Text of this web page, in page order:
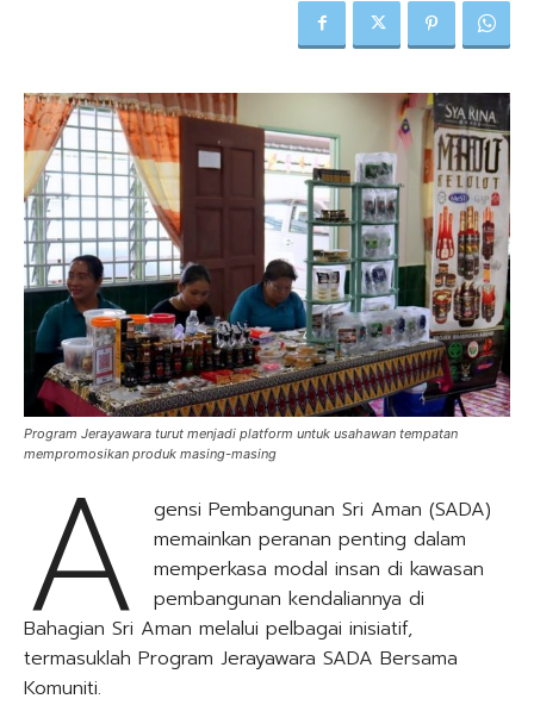
Program Jerayawara turut menjadi platform untuk usahawan tempatan
mempromosikan produk masing-masing
A
gensi Pembangunan Sri Aman (SADA)
memainkan peranan penting dalam
memperkasa modal insan di kawasan
pembangunan kendaliannya di
Bahagian Sri Aman melalui pelbagai inisiatif,
termasuklah Program Jerayawara SADA Bersama
Komuniti.